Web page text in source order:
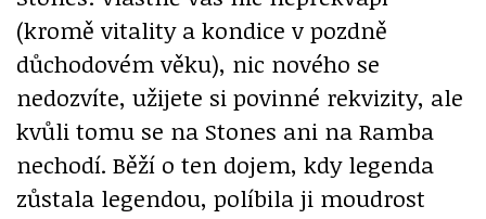
(kromě vitality a kondice v pozdně
důchodovém věku), nic nového se
nedozvíte, užijete si povinné rekvizity, ale
kvůli tomu se na Stones ani na Ramba
nechodí. Běží o ten dojem, kdy legenda
zůstala legendou, políbila ji moudrost